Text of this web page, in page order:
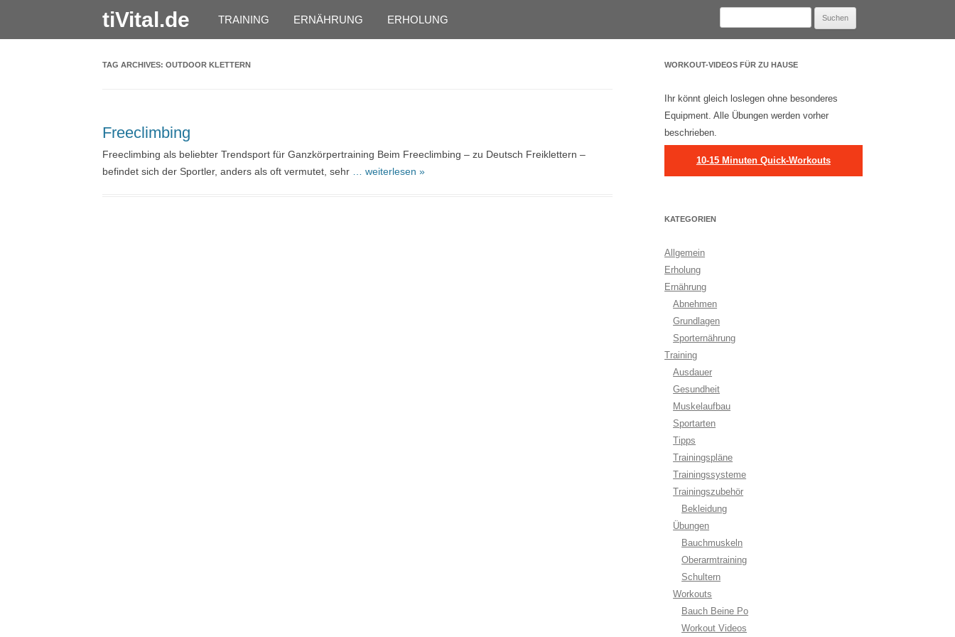
tiVital.de TRAINING ERNÄHRUNG ERHOLUNG
Suchen
TAG ARCHIVES: OUTDOOR KLETTERN
Freeclimbing
Freeclimbing als beliebter Trendsport für Ganzkörpertraining Beim Freeclimbing – zu Deutsch Freiklettern –
befindet sich der Sportler, anders als oft vermutet, sehr
… weiterlesen »
WORKOUT-VIDEOS FÜR ZU HAUSE
Ihr könnt gleich loslegen ohne besonderes
Equipment. Alle Übungen werden vorher
beschrieben.
10-15 Minuten Quick-Workouts
KATEGORIEN
Allgemein
Erholung
Ernährung
Abnehmen
Grundlagen
Sporternährung
Training
Ausdauer
Gesundheit
Muskelaufbau
Sportarten
Tipps
Trainingspläne
Trainingssysteme
Trainingszubehör
Bekleidung
Übungen
Bauchmuskeln
Oberarmtraining
Schultern
Workouts
Bauch Beine Po
Workout Videos